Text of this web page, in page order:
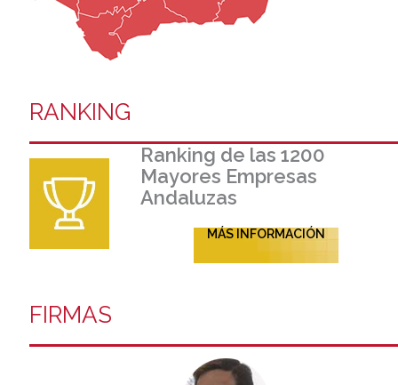
RANKING
Ranking de las 1200
Mayores Empresas
Andaluzas
MÁS INFORMACIÓN
FIRMAS